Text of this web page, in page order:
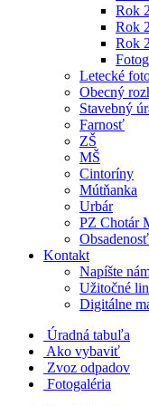
Rok
Rok
Rok
Letecké
Obecný
Stavebný
Farnosť
ZŠ
MŠ
Cintoríny
Mútňanka
Urbár
PZ Chotár
Kontakt
Napíšte
Užitočné
Digitálne
Úradná tabuľa
Ako vybaviť
Zvoz odpadov
Fotogaléria